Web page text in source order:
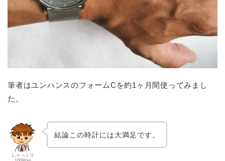
筆者はユンハンスのフォームCを約1ヶ月間使ってみまし
た。
しゃっくり
結論この時計には大満足です。